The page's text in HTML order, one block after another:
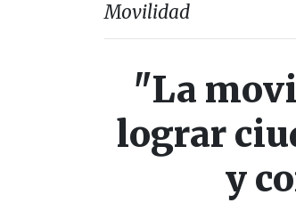
Movilidad
"La
lograr
y